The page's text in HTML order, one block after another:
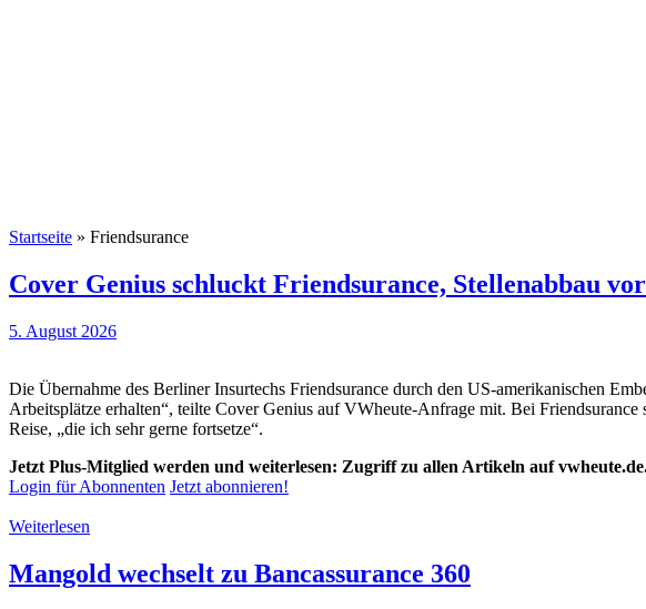
Startseite » Friendsurance
Cover Genius schluckt Friendsurance, Stellenabbau
5. August 2026
Die Übernahme des Berliner Insurtechs Friendsurance durch den US-amerikanischen
Arbeitsplätze erhalten“, teilte Cover Genius auf VWheute-Anfrage mit. Bei
Reise, „die ich sehr gerne fortsetze“.
Jetzt Plus-Mitglied werden und weiterlesen: Zugriff zu allen Artikeln auf
Login für Abonnenten Jetzt abonnieren!
Weiterlesen
Mangold wechselt zu Bancassurance 360